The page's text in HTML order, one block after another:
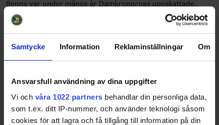
Samtycke Information Reklaminställningar Om
Ansvarsfull användning av dina uppgifter
Vi och våra 1022 partners behandlar din personliga data,
som t.ex. ditt IP-nummer, och använder teknologi såsom
cookies för att lagra och få tillgång till information på din
Benny var under många år Damkronornas uppskattade
materialförvaltare, med flera VM- oc…